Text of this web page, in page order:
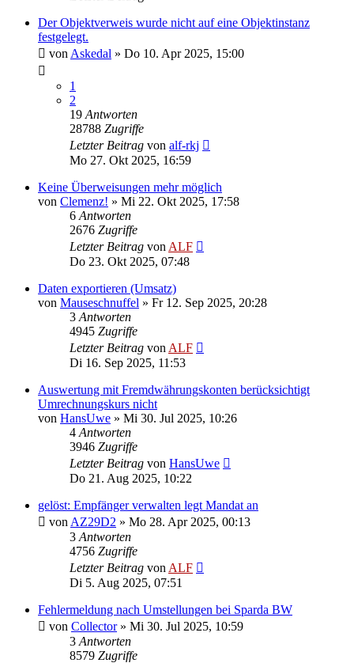
Der Objektverweis wurde nicht auf eine Objektinstanz
festgelegt.
von Askedal » Do 10. Apr 2025, 15:00
1
2
19 Antworten
28788 Zugriffe
Letzter Beitrag von alf-rkj
Mo 27. Okt 2025, 16:59
Keine Überweisungen mehr möglich
von Clemenz! » Mi 22. Okt 2025, 17:58
6 Antworten
2676 Zugriffe
Letzter Beitrag von ALF
Do 23. Okt 2025, 07:48
Daten exportieren (Umsatz)
von Mauseschnuffel » Fr 12. Sep 2025, 20:28
3 Antworten
4945 Zugriffe
Letzter Beitrag von ALF
Di 16. Sep 2025, 11:53
Auswertung mit Fremdwährungskonten berücksichtigt
Umrechnungskurs nicht
von HansUwe » Mi 30. Jul 2025, 10:26
4 Antworten
3946 Zugriffe
Letzter Beitrag von HansUwe
Do 21. Aug 2025, 10:22
gelöst: Empfänger verwalten legt Mandat an
von AZ29D2 » Mo 28. Apr 2025, 00:13
3 Antworten
4756 Zugriffe
Letzter Beitrag von ALF
Di 5. Aug 2025, 07:51
Fehlermeldung nach Umstellungen bei Sparda BW
von Collector» Mi 30. Jul 2025, 10:59
3 Antworten
8579 Zugriffe